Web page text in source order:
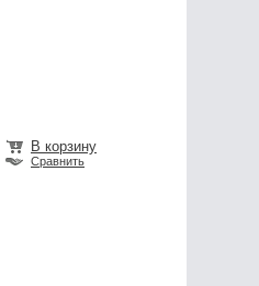
В корзину
Сравнить